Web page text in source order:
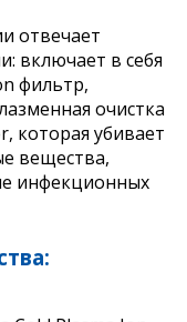
отвечает
включает в себя
фильтр,
очистка
которая убивает
вещества,
инфекционных